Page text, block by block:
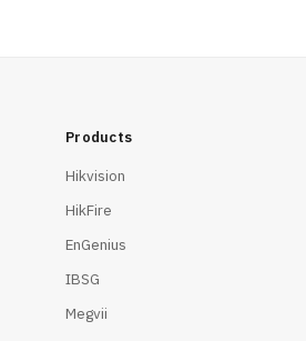
Products
Hikvision
HikFire
EnGenius
IBSG
Megvii